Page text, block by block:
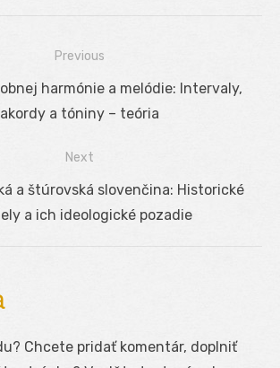
Previous
harmónie a melódie: Intervaly,
akordy a tóniny – teória
Next
a štúrovská slovenčina: Historické
a ich ideologické pozadie
Chcete pridať komentár, doplniť